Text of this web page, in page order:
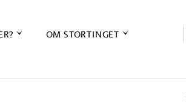
OM STORTINGET